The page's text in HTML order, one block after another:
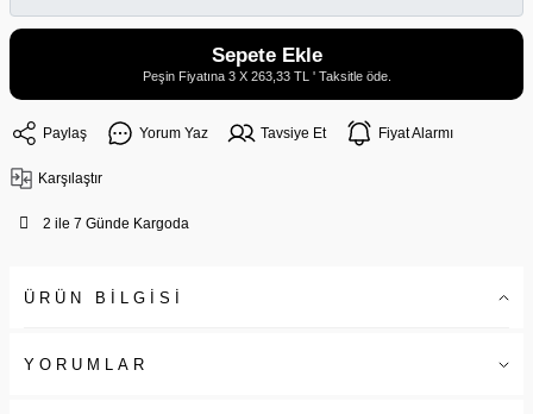
Sepete Ekle
Peşin Fiyatına 3 X 263,33 TL ' Taksitle öde.
Paylaş Yorum Yaz Tavsiye Et Fiyat Alarmı
Karşılaştır
2 ile 7 Günde Kargoda
ÜRÜN BİLGİSİ
YORUMLAR